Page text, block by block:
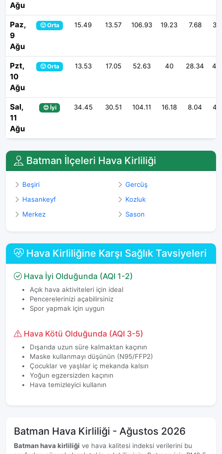
Ağu
Paz,
9
Ağu
🙂 Orta 15.49 13.57 106.93 19.23 7.68
Pzt,
10
Ağu
🙂 Orta 13.53 17.05 52.63 40 28.34
Sal,
11
Ağu
😊 İyi 34.45 30.51 104.11 16.18 8.04
Batman İlçeleri Hava Kirliliği
Beşiri
Gercüş
Hasankeyf
Kozluk
Merkez
Sason
Hava Kirliliğine Karşı Sağlık Tavsiyeleri
Hava İyi Olduğunda (AQI 1-2)
Açık hava aktiviteleri için ideal
Pencerelerinizi açabilirsiniz
Spor yapmak için uygun
Hava Kötü Olduğunda (AQI 3-5)
Dışarıda uzun süre kalmaktan kaçının
Maske kullanmayı düşünün (N95/FFP2)
Çocuklar ve yaşlılar iç mekanda kalsın
Yoğun egzersizden kaçının
Hava temizleyici kullanın
Batman Hava Kirliliği - Ağustos 2026
Batman hava kirliliği ve hava kalitesi indeksi verilerini bu